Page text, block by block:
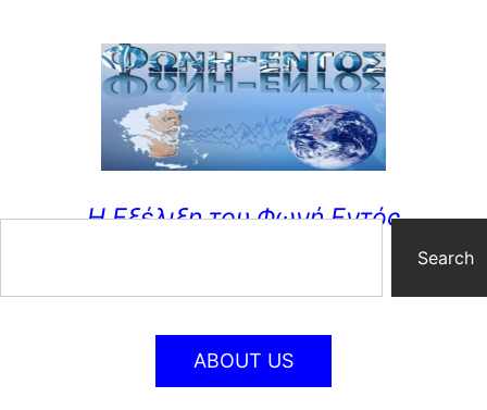
Η Εξέλιξη του Φωνή Εντός
Search
ABOUT US